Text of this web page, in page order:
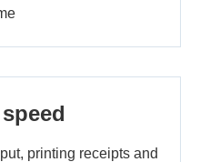
printing receipts and